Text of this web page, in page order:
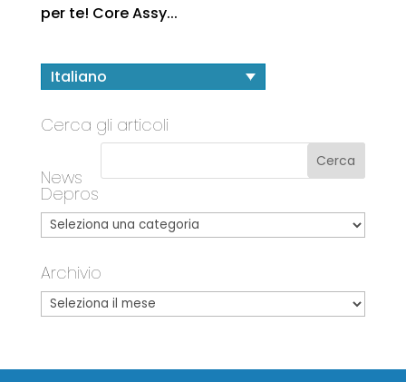
per te! Core Assy...
Italiano
Cerca gli articoli
News
Depros
Archivio